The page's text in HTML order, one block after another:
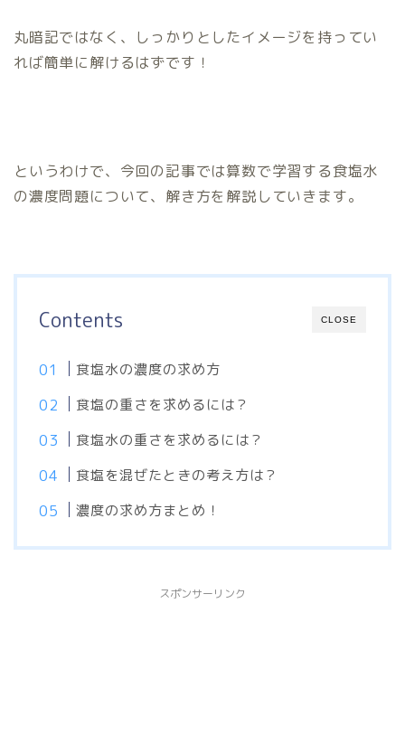
丸暗記ではなく、しっかりとしたイメージを持ってい
れば簡単に解けるはずです！
というわけで、今回の記事では算数で学習する食塩水
の濃度問題について、解き方を解説していきます。
CLOSE
Contents
食塩水の濃度の求め方
食塩の重さを求めるには？
食塩水の重さを求めるには？
食塩を混ぜたときの考え方は？
濃度の求め方まとめ！
スポンサーリンク